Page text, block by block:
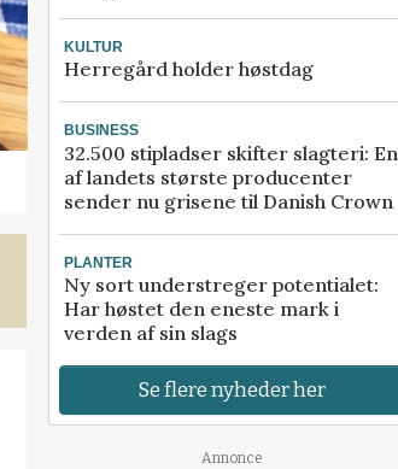
KULTUR
Herregård holder høstdag
BUSINESS
32.500 stipladser skifter slagteri: En
af landets største producenter
sender nu grisene til Danish Crown
PLANTER
Ny sort understreger potentialet:
Har høstet den eneste mark i
verden af sin slags
Se flere nyheder her
Annonce